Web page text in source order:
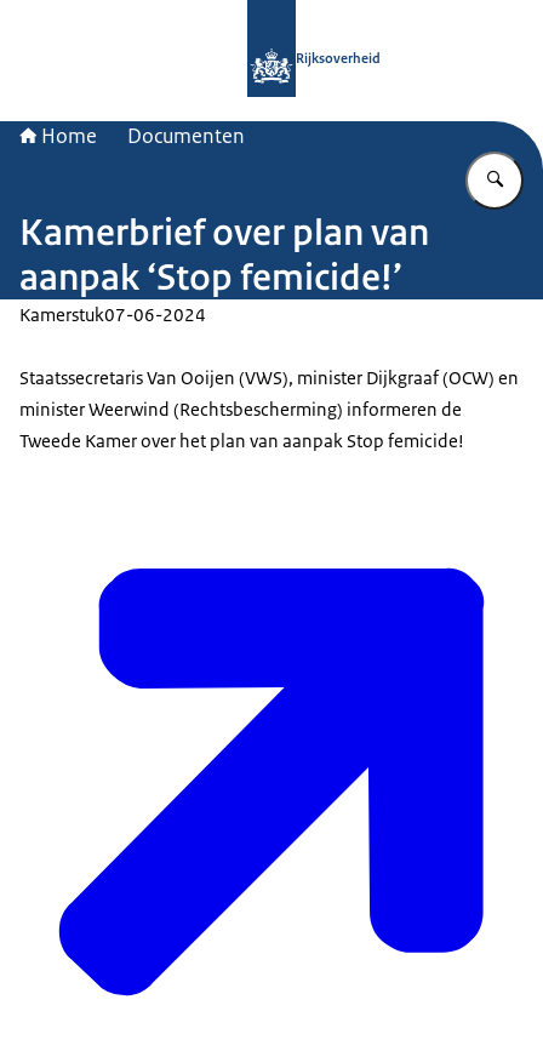
Rijksoverheid
Home Documenten
Kamerbrief over plan van
aanpak ‘Stop femicide!’
Kamerstuk07-06-2024
Staatssecretaris Van Ooijen (VWS), minister Dijkgraaf (OCW) en
minister Weerwind (Rechtsbescherming) informeren de
Tweede Kamer over het plan van aanpak Stop femicide!